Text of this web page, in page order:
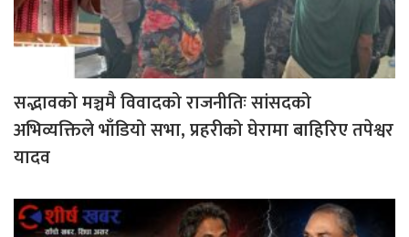
सद्भावको मञ्चमै विवादको राजनीतिः सांसदको
अभिव्यक्तिले भाँडियो सभा, प्रहरीको घेरामा बाहिरिए तपेश्वर
यादव